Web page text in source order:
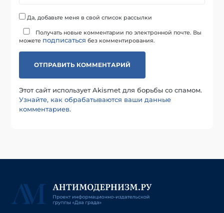
Да, добавьте меня в свой список рассылки
Получать новые комментарии по электронной почте. Вы
можете подписаться без комментирования.
Этот сайт использует Akismet для борьбы со спамом.
Узнайте, как обрабатываются ваши данные
комментариев.